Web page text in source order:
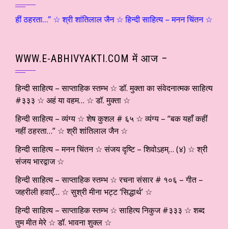
☆ श्री शांतिलाल जैन ☆ हिन्दी साहित्य – मनन चिंतन ☆ संजय
WWW.E-ABHIVYAKTI.COM में आज –
हिन्दी साहित्य – साप्ताहिक स्तम्भ ☆ डॉ. मुक्ता का संवेदनात्मक साहित्य
#३३३ ☆ अहं या वहम… ☆ डॉ. मुक्ता ☆
हिन्दी साहित्य – व्यंग्य ☆ शेष कुशल # ६५ ☆ व्यंग्य – “बक यहाँ कहीं
नहीं ठहरता…” ☆ श्री शांतिलाल जैन ☆
हिन्दी साहित्य – मनन चिंतन ☆ संजय दृष्टि – शिवोऽहम्… (४) ☆ श्री
संजय भारद्वाज ☆
हिन्दी साहित्य – साप्ताहिक स्तम्भ ☆ रचना संसार # १०६ – गीत –
जहरीली हवाएँ… ☆ सुश्री मीना भट्ट ‘सिद्धार्थ’ ☆
हिन्दी साहित्य – साप्ताहिक स्तम्भ ☆ साहित्य निकुज #३३३ ☆ शब्द
तुम मीत मेरे ☆ डॉ. भावना शुक्ल ☆